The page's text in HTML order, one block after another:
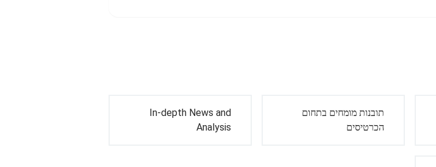
תובנות מומחים בתחום
הכרטיסים
In-depth News and
Analysis